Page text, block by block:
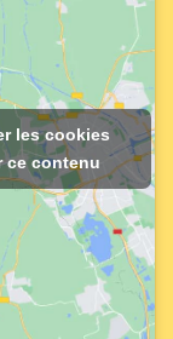
les cookies
ce contenu